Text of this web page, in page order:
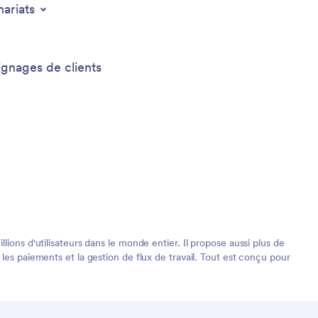
de clients
d'utilisateurs dans le monde entier. Il propose aussi plus de
paiements et la gestion de flux de travail. Tout est conçu pour